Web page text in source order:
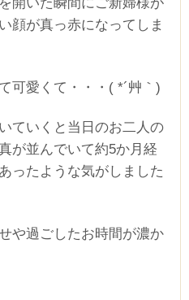
顔が真っ赤になってしま
可愛くて・・・( *´艸｀)
ていくと当日のお二人の
が並んでいて約5か月経
ったような気がしました
や過ごしたお時間が濃か